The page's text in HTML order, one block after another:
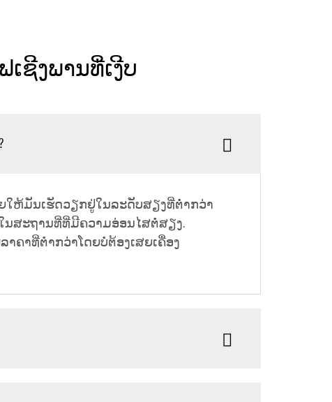
ຊີງພານທີ່ເງີບ
ຍໃຫ້ມັນເຮັດວຽກຢູ່ໃນລະດັບສຽງທີ່ຕ່ຳກວ່າ
ນສະຖານທີ່ທີ່ມີຄວາມອ່ອນໄສຕໍ່ສຽງ.
ຄາທີ່ຕ່ຳກວ່າໂດຍບໍ່ຕ້ອງເສຍເຄື່ອງ